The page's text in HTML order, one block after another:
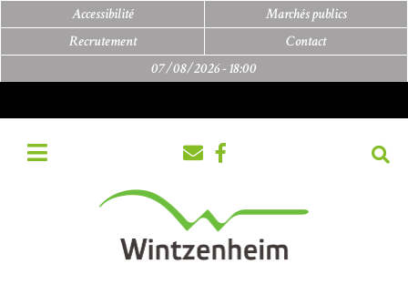
Accessibilité
Marchés publics
Recrutement
Contact
07/08/2026 -18:00